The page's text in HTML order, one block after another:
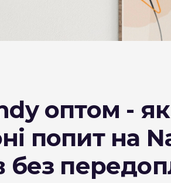
DESERT
Kent
Winston
BOND
оптом -
попит на
без